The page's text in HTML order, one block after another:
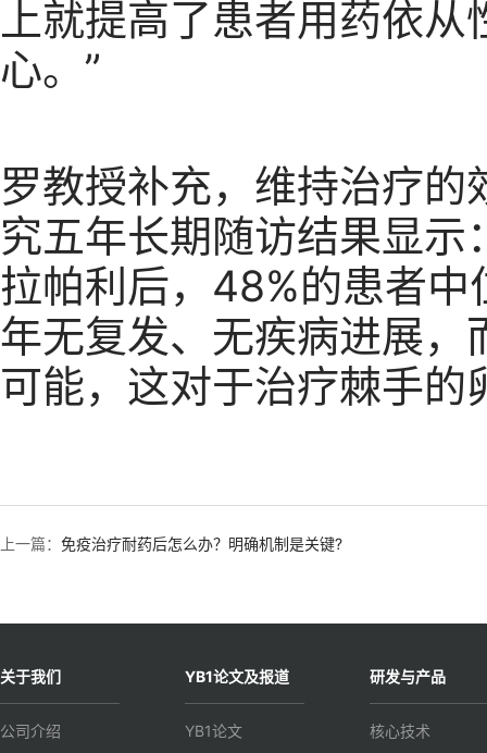
上就提高了患者用药依
心。”
罗教授补充，维持治疗
究五年长期随访结果显
拉帕利后，48%的患者
年无复发、无疾病进展
可能，这对于治疗棘手
上一篇： 免疫治疗耐药后怎么办？明确机制是关键?
关于我们
公司介绍
YB1论文及报道
YB1论文
研发与产品
核心技术